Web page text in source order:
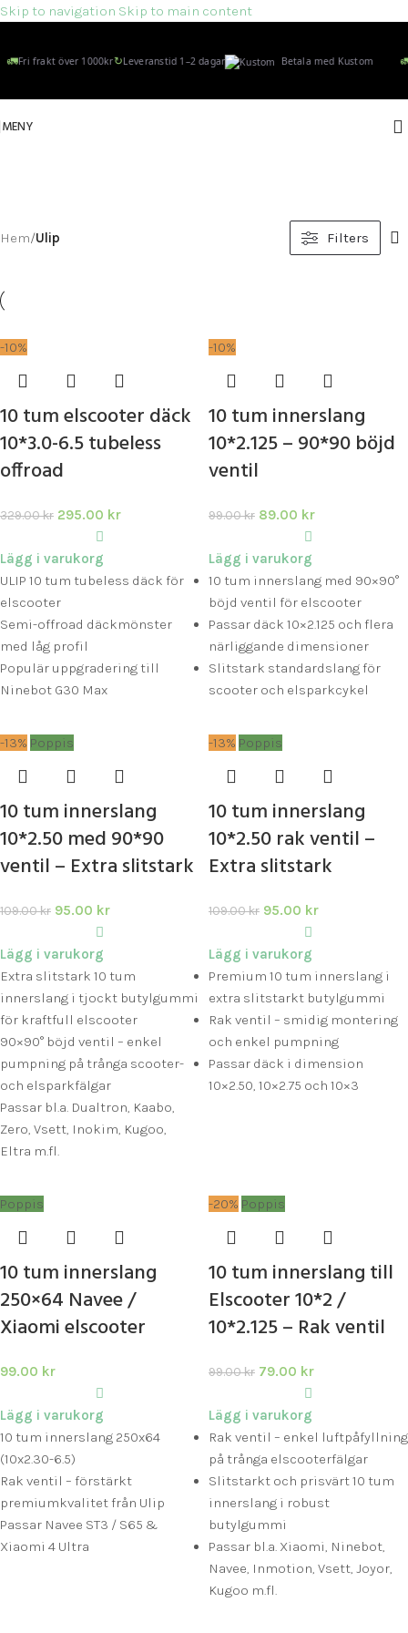
Skip to navigation Skip to main content
🚛Fri frakt över 1000kr↻Leveranstid 1–2 dagar Betala med Kustom 🚛
MENY
Hem/Ulip Filters
-10%
10 tum elscooter däck
10*3.0-6.5 tubeless
offroad
329.00kr 295.00 kr
Lägg i varukorg
ULIP 10 tum tubeless däck för
elscooter
Semi-offroad däckmönster
med låg profil
Populär uppgradering till
Ninebot G30 Max
-10%
10 tum innerslang
10*2.125 – 90*90 böjd
ventil
99.00kr 89.00 kr
Lägg i varukorg
10 tum innerslang med 90×90°
böjd ventil för elscooter
Passar däck 10×2.125 och flera
närliggande dimensioner
Slitstark standardslang för
scooter och elsparkcykel
-13% Poppis
10 tum innerslang
10*2.50 med 90*90
ventil – Extra slitstark
109.00kr 95.00 kr
Lägg i varukorg
Extra slitstark 10 tum
innerslang i tjockt butylgummi
för kraftfull elscooter
90×90° böjd ventil – enkel
pumpning på trånga scooter-
och elsparkfälgar
Passar bl.a. Dualtron, Kaabo,
Zero, Vsett, Inokim, Kugoo,
Eltra m.fl.
-13% Poppis
10 tum innerslang
10*2.50 rak ventil –
Extra slitstark
109.00kr 95.00 kr
Lägg i varukorg
Premium 10 tum innerslang i
extra slitstarkt butylgummi
Rak ventil – smidig montering
och enkel pumpning
Passar däck i dimension
10×2.50, 10×2.75 och 10×3
Poppis
10 tum innerslang
250×64 Navee /
Xiaomi elscooter
99.00 kr
Lägg i varukorg
10 tum innerslang 250x64
(10x2.30-6.5)
Rak ventil – förstärkt
premiumkvalitet från Ulip
Passar Navee ST3 / S65 &
Xiaomi 4 Ultra
-20% Poppis
10 tum innerslang till
Elscooter 10*2 /
10*2.125 – Rak ventil
99.00kr 79.00 kr
Lägg i varukorg
Rak ventil – enkel luftpåfyllning
på trånga elscooterfälgar
Slitstarkt och prisvärt 10 tum
innerslang i robust
butylgummi
Passar bl.a. Xiaomi, Ninebot,
Navee, Inmotion, Vsett, Joyor,
Kugoo m.fl.